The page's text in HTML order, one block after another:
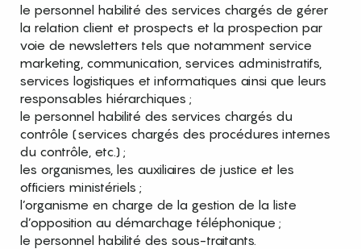
le personnel habilité des services chargés de gérer
la relation client et prospects et la prospection par
voie de newsletters tels que notamment service
marketing, communication, services administratifs,
services logistiques et informatiques ainsi que leurs
responsables hiérarchiques ;
le personnel habilité des services chargés du
contrôle (services chargés des procédures internes
du contrôle, etc.) ;
les organismes, les auxiliaires de justice et les
officiers ministériels ;
l’organisme en charge de la gestion de la liste
d’opposition au démarchage téléphonique ;
le personnel habilité des sous-traitants.